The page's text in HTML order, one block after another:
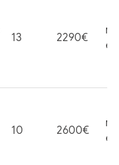
13 2290€
10 2600€